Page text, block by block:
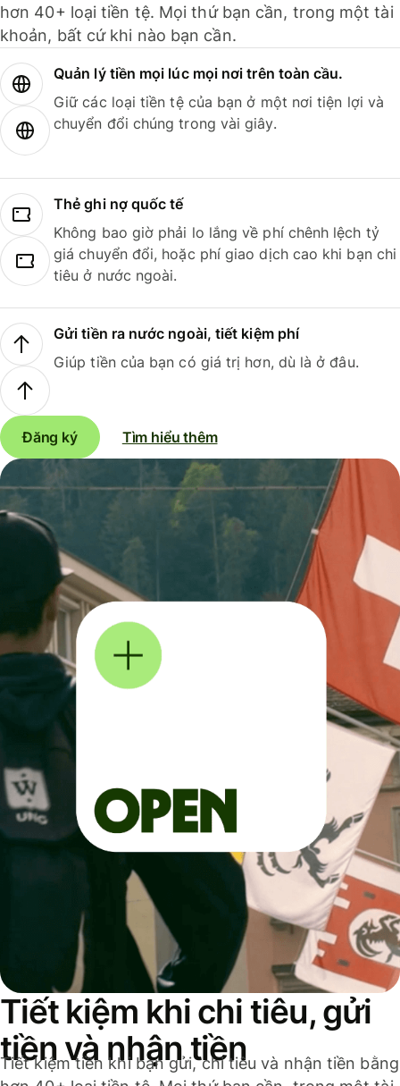
hơn 40+ loại tiền tệ. Mọi thứ bạn cần, trong một tài
khoản, bất cứ khi nào bạn cần.
Quản lý tiền mọi lúc mọi nơi trên toàn cầu.
Giữ các loại tiền tệ của bạn ở một nơi tiện lợi và
chuyển đổi chúng trong vài giây.
Thẻ ghi nợ quốc tế
Không bao giờ phải lo lắng về phí chênh lệch tỷ
giá chuyển đổi, hoặc phí giao dịch cao khi bạn chi
tiêu ở nước ngoài.
Gửi tiền ra nước ngoài, tiết kiệm phí
Giúp tiền của bạn có giá trị hơn, dù là ở đâu.
Đăng ký Tìm hiểu thêm
Tiết kiệm khi chi tiêu, gửi
tiền và nhận tiền
Tiết kiệm tiền khi bạn gửi, chi tiêu và nhận tiền bằng